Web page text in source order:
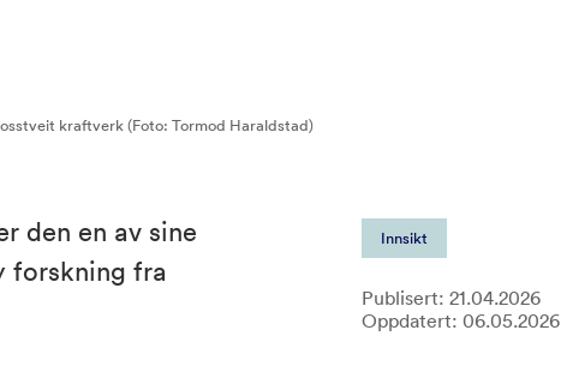
kraftverk (Foto: Tormod Haraldstad)
Innsikt
Publisert: 21.04.2026
Oppdatert: 06.05.2026
den en av sine
forskning fra